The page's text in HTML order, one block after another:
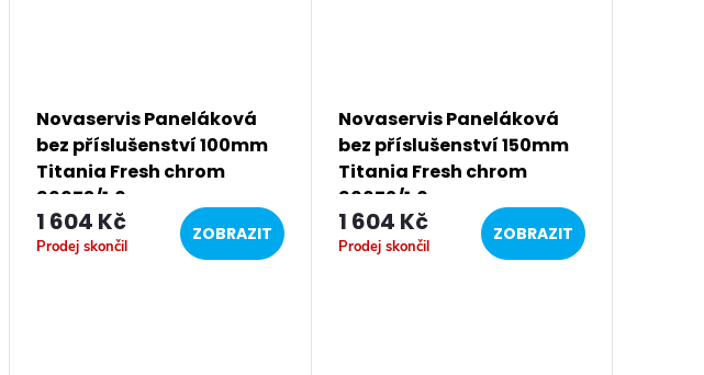
Novaservis Paneláková
bez příslušenství 100mm
Titania Fresh chrom
96673/1,0
1 604 Kč
Prodej skončil
ZOBRAZIT
Novaservis Paneláková
bez příslušenství 150mm
Titania Fresh chrom
96672/1,0
1 604 Kč
Prodej skončil
ZOBRAZIT